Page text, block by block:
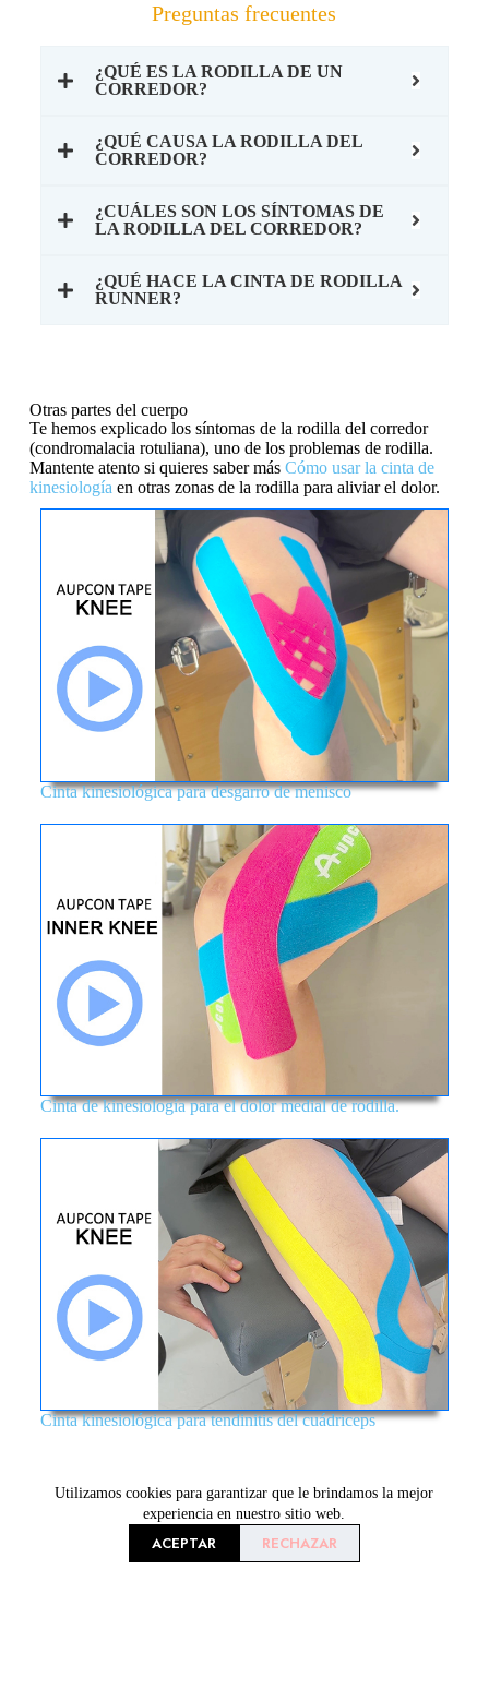
Utilizamos cookies para garantizar que le brindamos la mejor
experiencia en nuestro sitio web.
ACEPTAR RECHAZAR
Preguntas frecuentes
¿QUÉ ES LA RODILLA DE UN
CORREDOR?
¿QUÉ CAUSA LA RODILLA DEL
CORREDOR?
¿CUÁLES SON LOS SÍNTOMAS DE
LA RODILLA DEL CORREDOR?
¿QUÉ HACE LA CINTA DE RODILLA
RUNNER?
Otras partes del cuerpo
Te hemos explicado los síntomas de la rodilla del corredor
(condromalacia rotuliana), uno de los problemas de rodilla.
Mantente atento si quieres saber más Cómo usar la cinta de
kinesiologíaen otras zonas de la rodilla para aliviar el dolor.
Cinta kinesiológica para desgarro de menisco
Cinta de kinesiología para el dolor medial de rodilla.
Cinta kinesiológica para tendinitis del cuádriceps